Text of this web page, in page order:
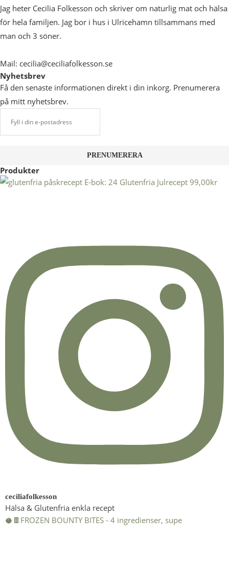
Jag heter Cecilia Folkesson och skriver om naturlig mat och hälsa
för hela familjen. Jag bor i hus i Ulricehamn tillsammans med
man och 3 söner.
Mail: cecilia@ceciliafolkesson.se
Nyhetsbrev
Få den senaste informationen direkt i din inkorg. Prenumerera
på mitt nyhetsbrev.
Produkter
E-bok: 24 Glutenfria Julrecept 99,00kr
ceciliafolkesson
Hälsa & Glutenfria enkla recept
🥥🍫FROZEN BOUNTY BITES - 4 ingredienser, supe